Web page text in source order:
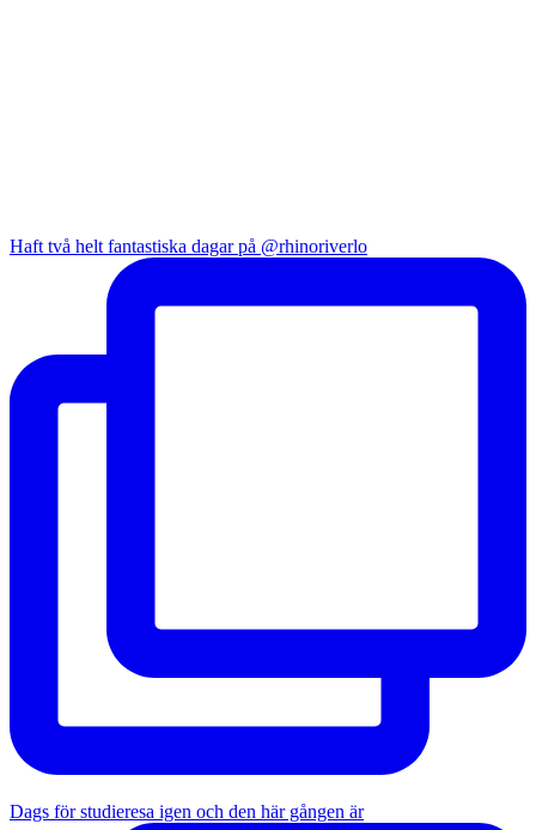
Haft två helt fantastiska dagar på @rhinoriverlo
Dags för studieresa igen och den här gången är